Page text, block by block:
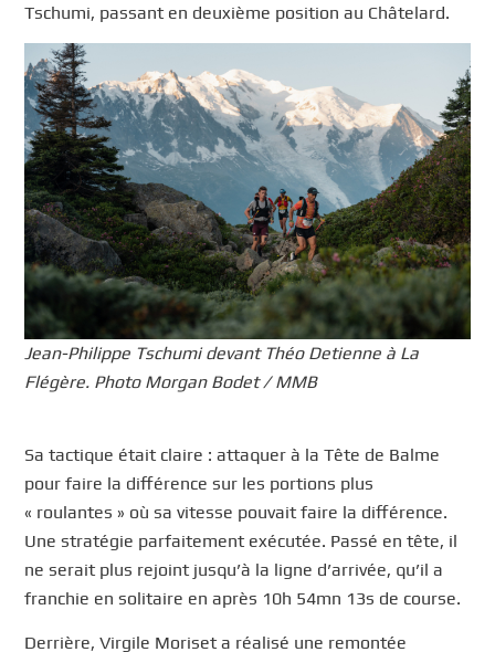
Tschumi, passant en deuxième position au Châtelard.
Jean-Philippe Tschumi devant Théo Detienne à La
Flégère. Photo Morgan Bodet / MMB
Sa tactique était claire : attaquer à la Tête de Balme
pour faire la différence sur les portions plus
« roulantes » où sa vitesse pouvait faire la différence.
Une stratégie parfaitement exécutée. Passé en tête, il
ne serait plus rejoint jusqu’à la ligne d’arrivée, qu’il a
franchie en solitaire en après 10h 54mn 13s de course.
Derrière, Virgile Moriset a réalisé une remontée